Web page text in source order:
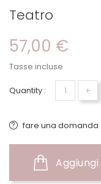
Teatro
57,00 €
Tasse incluse
Quantity : +
fare una domanda